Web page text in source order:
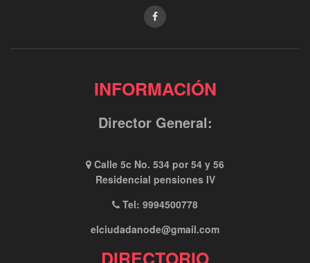
INFORMACIÓN
Director General:
Calle 5c No. 534 por 54 y 56
Residencial pensiones IV
Tel: 9994500778
elciudadanode@gmail.com